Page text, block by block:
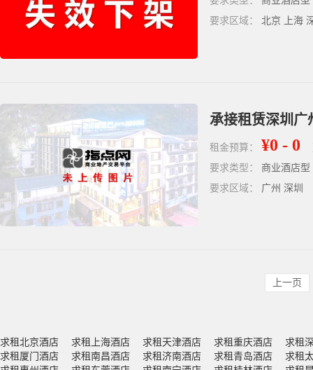
要求区域：
北京 上海
租金预算： ¥0 - 0
要求类型：
商业酒店型
要求区域：
广州 深圳
上一页
求租北京酒店 求租上海酒店 求租天津酒店 求租重庆酒店
求租
求租厦门酒店
求租南昌酒店 求租济南酒店 求租青岛酒店
求租